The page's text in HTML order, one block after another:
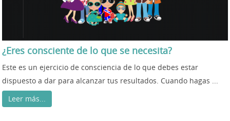
¿Eres consciente de lo que se necesita?
Este es un ejercicio de consciencia de lo que debes estar
dispuesto a dar para alcanzar tus resultados. Cuando hagas ...
Leer más...